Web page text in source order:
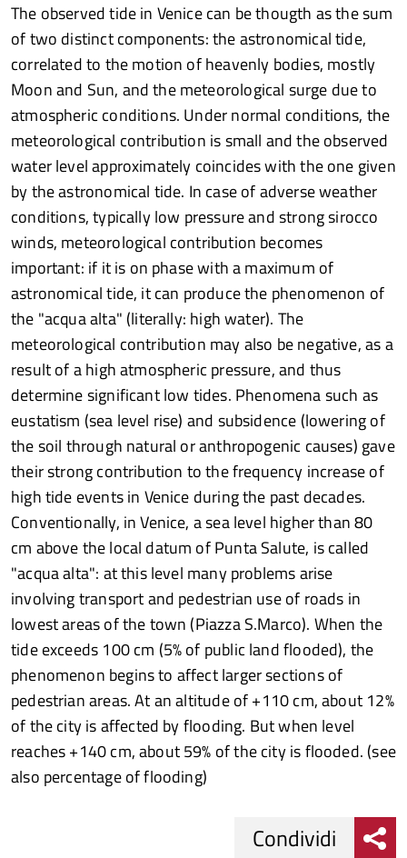
The observed tide in Venice can be thougth as the sum
of two distinct components: the astronomical tide,
correlated to the motion of heavenly bodies, mostly
Moon and Sun, and the meteorological surge due to
atmospheric conditions. Under normal conditions, the
meteorological contribution is small and the observed
water level approximately coincides with the one given
by the astronomical tide. In case of adverse weather
conditions, typically low pressure and strong sirocco
winds, meteorological contribution becomes
important: if it is on phase with a maximum of
astronomical tide, it can produce the phenomenon of
the "acqua alta" (literally: high water). The
meteorological contribution may also be negative, as a
result of a high atmospheric pressure, and thus
determine significant low tides. Phenomena such as
eustatism (sea level rise) and subsidence (lowering of
the soil through natural or anthropogenic causes) gave
their strong contribution to the frequency increase of
high tide events in Venice during the past decades.
Conventionally, in Venice, a sea level higher than 80
cm above the local datum of Punta Salute, is called
"acqua alta": at this level many problems arise
involving transport and pedestrian use of roads in
lowest areas of the town (Piazza S.Marco). When the
tide exceeds 100 cm (5% of public land flooded), the
phenomenon begins to affect larger sections of
pedestrian areas. At an altitude of +110 cm, about 12%
of the city is affected by flooding. But when level
reaches +140 cm, about 59% of the city is flooded. (see
also percentage of flooding)
Condividi